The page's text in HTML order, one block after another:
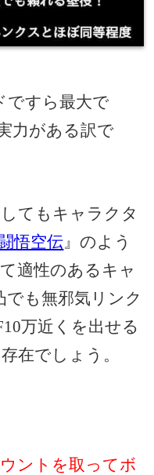
ですら最大で
力がある訳で
てもキャラクタ
悟空伝』のよう
適性のあるキャ
でも無邪気リンク
万近くを出せる
在でしょう。
ントを取ってボ